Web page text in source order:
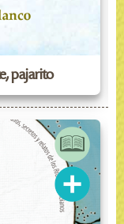
pajarito